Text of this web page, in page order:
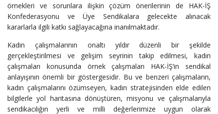
örnekleri ve sorunlara ilişkin çözüm önerile­rinin de HAK-İŞ
Konfederasyonu ve Üye Sendikalara gelecekte alınacak
kararlarla ilgili katkı sağlayacağına inanılmaktadır.
Kadın çalışmalarının onaltı yıldır düzenli bir şekilde
gerçekleştirilmesi ve gelişim seyrinin takip edilmesi, kadın
çalışmaları konusunda örnek çalışmaları HAK-İŞ’in sendikal
anlayışının önemli bir göstergesidir. Bu ve benzeri çalışmaların,
kadın çalışmalarını özümseyen, kadın stratejisinden elde edilen
bilgilerle yol haritasına dönüştüren, misyonu ve çalışmalarıyla
sendikacılığın yerli ve milli değerlerimize uygun olarak